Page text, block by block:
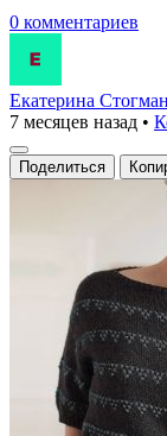
0 комментариев
Екатерина Стогман
7 месяцев назад •
Поделиться